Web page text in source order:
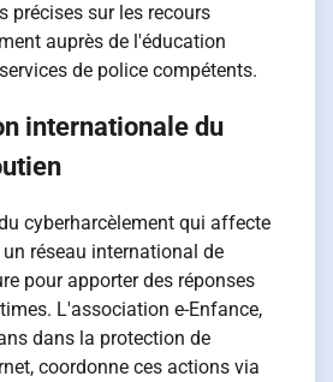
précises sur les recours
auprès de l'éducation
de police compétents.
internationale du
cyberharcèlement qui affecte
réseau international de
pour apporter des réponses
L'association e-Enfance,
dans la protection de
coordonne ces actions via